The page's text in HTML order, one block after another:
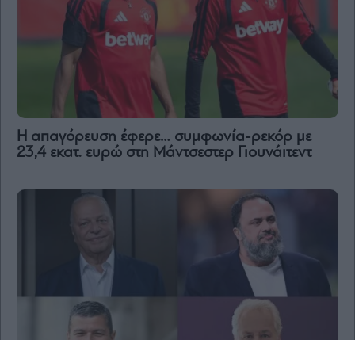
Η απαγόρευση έφερε… συμφωνία-ρεκόρ με
23,4 εκατ. ευρώ στη Μάντσεστερ Γιουνάιτεντ